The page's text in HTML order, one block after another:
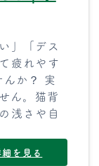
」「デス
疲れやす
か？ 実
ん。猫背
浅さや自
細を見る